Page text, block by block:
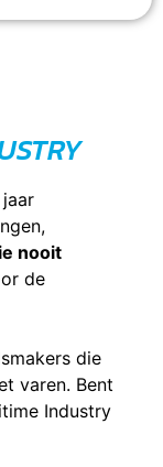
nooit
de
die
varen. Bent
Industry